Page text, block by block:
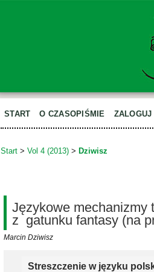
START O CZASOPIŚMIE ZALOGUJ
Start > Vol 4 (2013) > Dziwisz
Językowe mechanizmy
z gatunku fantasy (na
Marcin Dziwisz
Streszczenie w języku